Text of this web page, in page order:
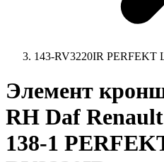
143-RV3220IR PERFEKT
Элемент
RH Daf
138-1